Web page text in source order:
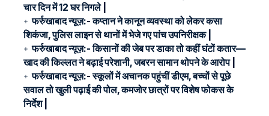
चार दिन में 12 घर निगले |
फर्रुखाबाद न्यूज़:- कप्तान ने कानून व्यवस्था को लेकर कसा
शिकंजा, पुलिस लाइन से थानों में भेजे गए पांच उपनिरीक्षक |
फर्रुखाबाद न्यूज़:- किसानों की जेब पर डाका तो कहीं घंटों कतार—
खाद की किल्लत ने बढ़ाई परेशानी, जबरन सामान थोपने के आरोप |
फर्रुखाबाद न्यूज़:- स्कूलों में अचानक पहुंचीं डीएम, बच्चों से पूछे
सवाल तो खुली पढ़ाई की पोल, कमजोर छात्रों पर विशेष फोकस के
निर्देश |